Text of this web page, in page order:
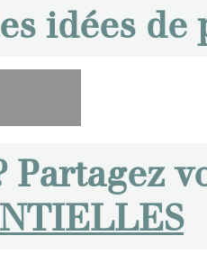
idées
Partagez